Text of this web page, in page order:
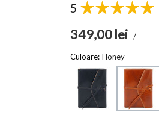
5
349,00lei /
Culoare: Honey